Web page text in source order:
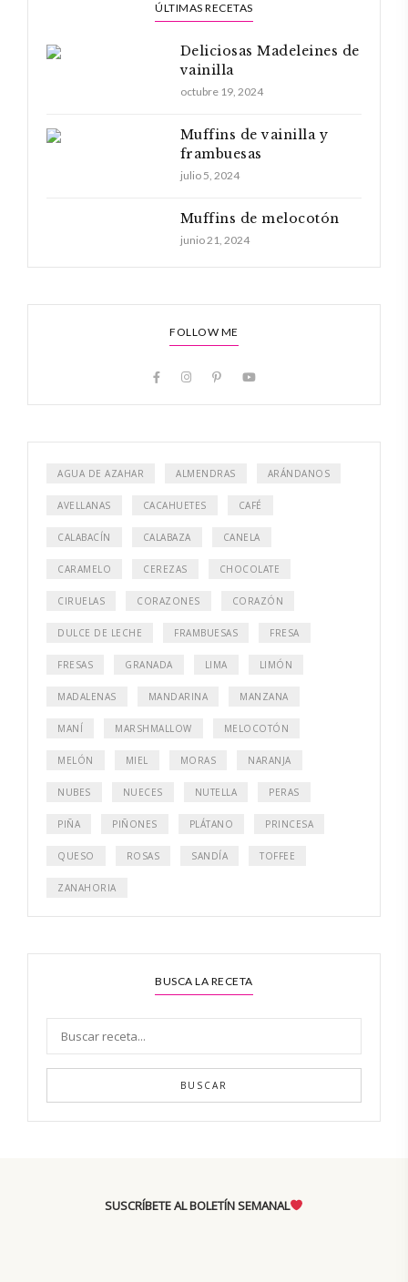
ÚLTIMAS RECETAS
Deliciosas Madeleines de
vainilla
octubre 19, 2024
Muffins de vainilla y
frambuesas
julio 5, 2024
Muffins de melocotón
junio 21, 2024
FOLLOW ME
AGUA DE AZAHAR ALMENDRAS ARÁNDANOS
AVELLANAS CACAHUETES CAFÉ
CALABACÍN CALABAZA CANELA
CARAMELO CEREZAS CHOCOLATE
CIRUELAS CORAZONES CORAZÓN
DULCE DE LECHE FRAMBUESAS FRESA
FRESAS GRANADA LIMA LIMÓN
MADALENAS MANDARINA MANZANA
MANÍ MARSHMALLOW MELOCOTÓN
MELÓN MIEL MORAS NARANJA
NUBES NUECES NUTELLA PERAS
PIÑA PIÑONES PLÁTANO PRINCESA
QUESO ROSAS SANDÍA TOFFEE
ZANAHORIA
BUSCA LA RECETA
BUSCAR
SUSCRÍBETE AL BOLETÍN SEMANAL